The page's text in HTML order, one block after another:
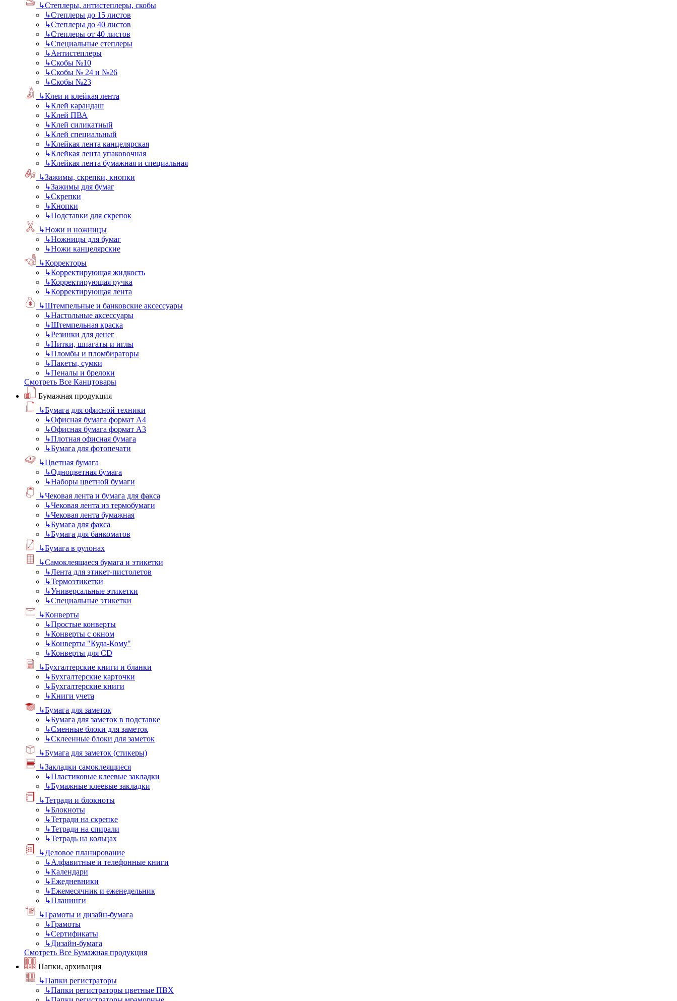
↳Степлеры, антистеплеры, скобы
↳Степлеры до 15 листов
↳Степлеры до 40 листов
↳Степлеры от 40 листов
↳Специальные степлеры
↳Антистеплеры
↳Скобы №10
↳Скобы № 24 и №26
↳Скобы №23
↳Клеи и клейкая лента
↳Клей карандаш
↳Клей ПВА
↳Клей силикатный
↳Клей специальный
↳Клейкая лента канцелярская
↳Клейкая лента упаковочная
↳Клейкая лента бумажная и специальная
↳Зажимы, скрепки, кнопки
↳Зажимы для бумаг
↳Скрепки
↳Кнопки
↳Подставки для скрепок
↳Ножи и ножницы
↳Ножницы для бумаг
↳Ножи канцелярские
↳Корректоры
↳Корректирующая жидкость
↳Корректирующая ручка
↳Корректирующая лента
↳Штемпельные и банковские аксессуары
↳Настольные аксессуары
↳Штемпельная краска
↳Резинки для денег
↳Нитки, шпагаты и иглы
↳Пломбы и пломбираторы
↳Пакеты, сумки
↳Пеналы и брелоки
Смотреть Все Канцтовары
Бумажная продукция
↳Бумага для офисной техники
↳Офисная бумага формат А4
↳Офисная бумага формат А3
↳Плотная офисная бумага
↳Бумага для фотопечати
↳Цветная бумага
↳Одноцветная бумага
↳Наборы цветной бумаги
↳Чековая лента и бумага для факса
↳Чековая лента из термобумаги
↳Чековая лента бумажная
↳Бумага для факса
↳Бумага для банкоматов
↳Бумага в рулонах
↳Самоклеящаеся бумага и этикетки
↳Лента для этикет-пистолетов
↳Термоэтикетки
↳Универсальные этикетки
↳Специальные этикетки
↳Конверты
↳Простые конверты
↳Конверты с окном
↳Конверты "Куда-Кому"
↳Конверты для CD
↳Бухгалтерские книги и бланки
↳Бухгалтерские карточки
↳Бухгалтерские книги
↳Книги учета
↳Бумага для заметок
↳Бумага для заметок в подставке
↳Сменные блоки для заметок
↳Склеенные блоки для заметок
↳Бумага для заметок (стикеры)
↳Закладки самоклеящиеся
↳Пластиковые клеевые закладки
↳Бумажные клеевые закладки
↳Тетради и блокноты
↳Блокноты
↳Тетради на скрепке
↳Тетради на спирали
↳Тетрадь на кольцах
↳Деловое планирование
↳Алфавитные и телефонные книги
↳Календари
↳Ежедневники
↳Ежемесячник и еженедельник
↳Планинги
↳Грамоты и дизайн-бумага
↳Грамоты
↳Сертификаты
↳Дизайн-бумага
Смотреть Все Бумажная продукция
Папки, архивация
↳Папки регистраторы
↳Папки регистраторы цветные ПВХ